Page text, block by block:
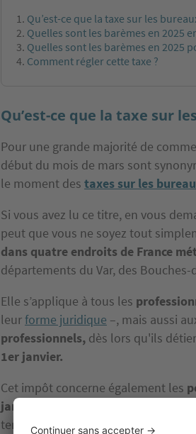
Qu’est-ce que la taxe sur les
Quelles sont les barèmes en 2025
Quelles sont les barèmes en 2025
Comment régler cette taxe ?
Qu’est-ce que la taxe sur
Pour une grande majorité de
début du mois de mars sont
le moment des taxes sur les
Si vous avez lu ce titre, en vous
peut que vous ne soyez tout
dans quatre endroits de France
départements du Var, des
Elle s’applique à tous les
leurforme juridique –, mais aussi
professionnels, dès lors qu'ils
1er janvier.
Cet impôt concerne également les
janvier d'un local imposable
temporaire du domaine public.